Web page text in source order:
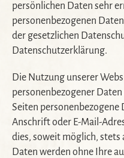
persönlichen Daten sehr
personenbezogenen
der gesetzlichen
Datenschutzerklärung.
Die Nutzung unserer
personenbezogener
Seiten personenbezogene
Anschrift oder E-Mail-
dies, soweit möglich, stets
Daten werden ohne Ihre